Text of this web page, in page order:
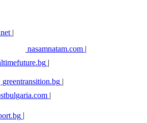
|
nasamnatam.com |
|
greentransition.bg |
|